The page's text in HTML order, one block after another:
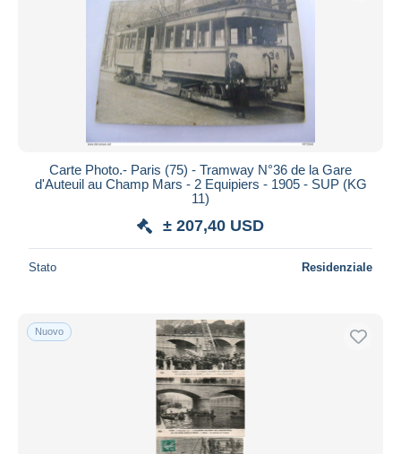
Carte Photo.- Paris (75) - Tramway N°36 de la Gare
d'Auteuil au Champ Mars - 2 Equipiers - 1905 - SUP (KG
11)
± 207,40 USD
Stato Residenziale
Nuovo